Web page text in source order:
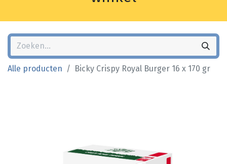
Alle producten Bicky Crispy Royal Burger 16 x 170 gr